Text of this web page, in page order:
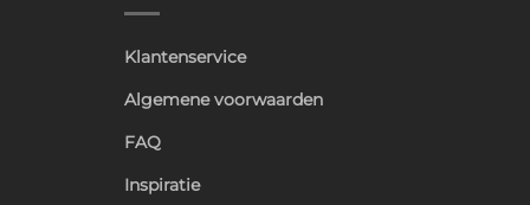
Klantenservice
Algemene voorwaarden
FAQ
Inspiratie